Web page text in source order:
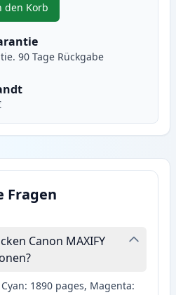
um anzupassen
den Korb
, Canon PGI-2500XLY gelb XL
90 Tage Rückgabe
Fragen
Canon MAXIFY
1890 pages, Magenta: